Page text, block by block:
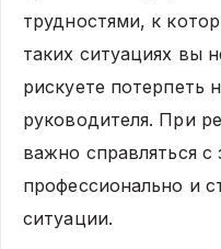
трудностями, к
таких ситуациях вы
рискуете потерпеть
руководителя. При
важно справляться с
профессионально и
ситуации.